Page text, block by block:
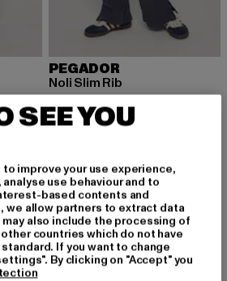
EUR 69,99 EUR
PEGADOR
Noli Slim Rib
Ajankohtainen hinta: 58,79 EUR
-43%
SEE YOU
improve your use experience,
use behaviour and to
based contents and
we allow partners to extract data
also include the processing of
countries which do not have
If you want to change
By clicking on "Accept" you